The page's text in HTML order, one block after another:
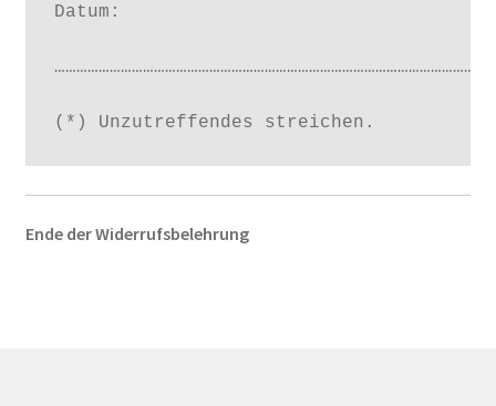
Datum:
(*) Unzutreffendes streichen.
Ende der Widerrufsbelehrung